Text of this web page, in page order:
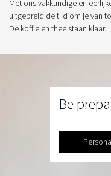
Met ons vakkundige en
uitgebreid de tijd om je van
De koffie en thee staan klaar.
Be